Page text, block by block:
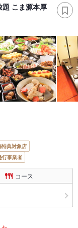
こま源本厚
特典対象店
行事業者
コース